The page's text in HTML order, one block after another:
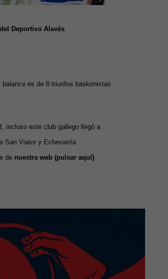
Deportivo Alavés
es de 8 triunfos baskonistas
incluso este club gallego llegó a
San Viator y Echevarría
de nuestra web (pulsar aquí)